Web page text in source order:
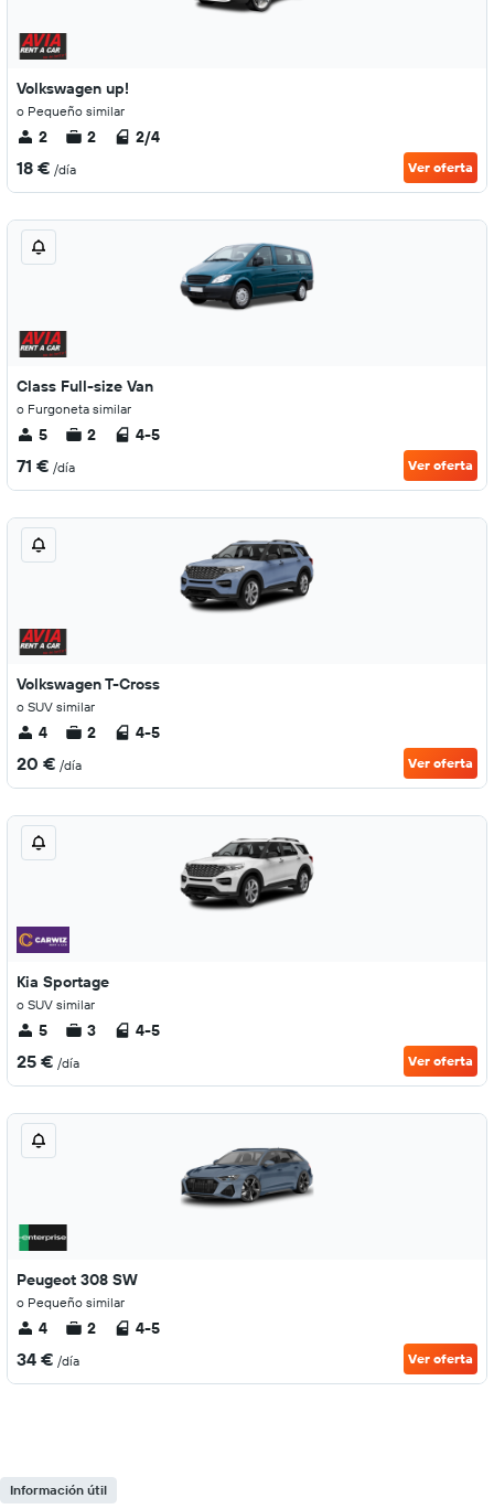
Volkswagen up!
o Pequeño similar
2 2 2/4
18 € /día Ver oferta
Class Full-size Van
o Furgoneta similar
5 2 4-5
71 € /día Ver oferta
Volkswagen T-Cross
o SUV similar
4 2 4-5
20 € /día Ver oferta
Kia Sportage
o SUV similar
5 3 4-5
25 € /día Ver oferta
Peugeot 308 SW
o Pequeño similar
4 2 4-5
34 € /día Ver oferta
Información útil